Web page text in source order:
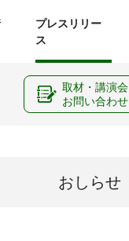
プレスリリー
ス
おしらせ
取材・講演
お問い合わせ